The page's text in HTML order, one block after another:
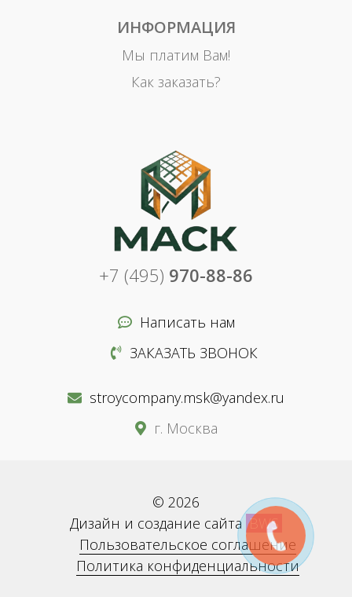
ИНФОРМАЦИЯ
Мы платим Вам!
Как заказать?
+7 (495) 970-88-86
Написать нам
ЗАКАЗАТЬ ЗВОНОК
stroycompany.msk@yandex.ru
г. Москва
© 2026
Дизайн и создание сайта BWS
Пользовательское соглашение
Политика конфиденциальности